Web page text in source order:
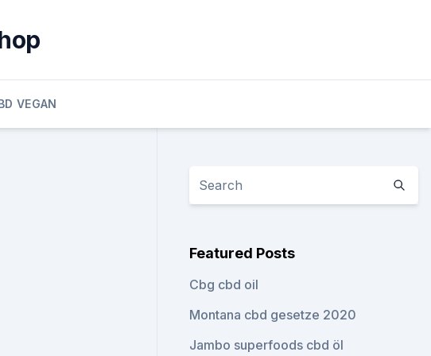
VEGAN
Featured Posts
Cbg cbd oil
Montana cbd gesetze 2020
Jambo superfoods cbd öl